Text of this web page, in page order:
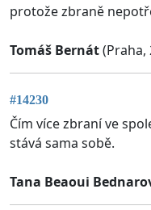
protože zbraně
Tomáš Bernát(Praha,
#14230
Čím více zbraní ve
stává sama sobě.
Tana Beaoui